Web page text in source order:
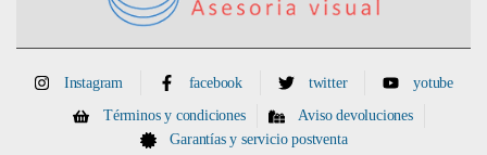
Instagram facebook twitter
yotube
Términos y condiciones
Aviso devoluciones
Garantías y servicio postventa